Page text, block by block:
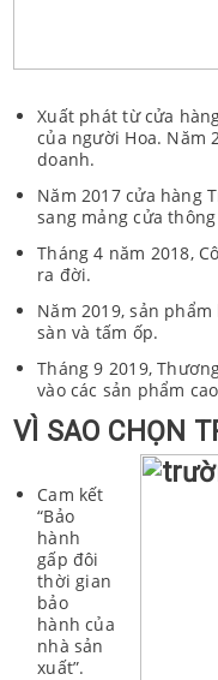
Xuất phát từ cửa
của người Hoa. Năm
doanh.
Năm 2017 cửa hàng
sang mảng cửa
Tháng 4 năm 2018,
ra đời.
Năm 2019, sản
sàn và tấm ốp.
Tháng 9 2019,
vào các sản phẩm
VÌ SAO CHỌN
Cam kết
“Bảo
hành
gấp đôi
thời gian
bảo
hành của
nhà sản
xuất”.